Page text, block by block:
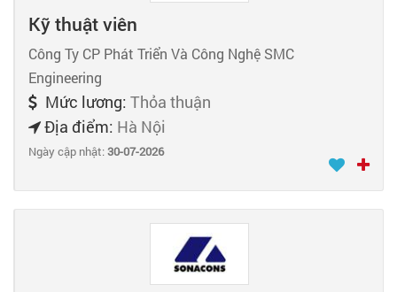
Kỹ thuật viên
Công Ty CP Phát Triển Và Công Nghệ SMC
Engineering
Mức lương: Thỏa thuận
Địa điểm: Hà Nội
Ngày cập nhật:30-07-2026